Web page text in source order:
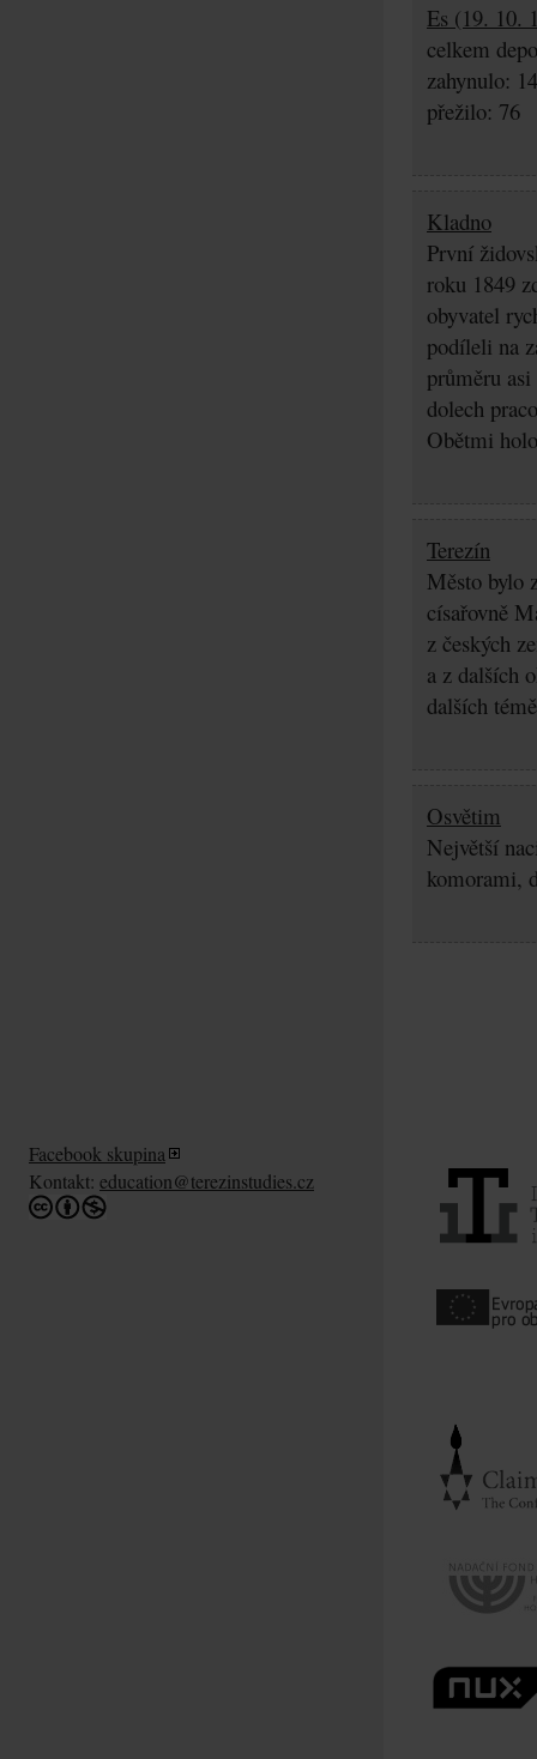
Es (19. 10.
celkem
zahynulo:
přežilo: 76
Kladno
První
roku 1849
obyvatel
podíleli na
průměru
dolech
Obětmi
Terezín
Město bylo
císařovně
z českých
a z dalších
dalších
Osvětim
Největší
komorami,
Facebook skupina
Kontakt: education@terezinstudies.cz